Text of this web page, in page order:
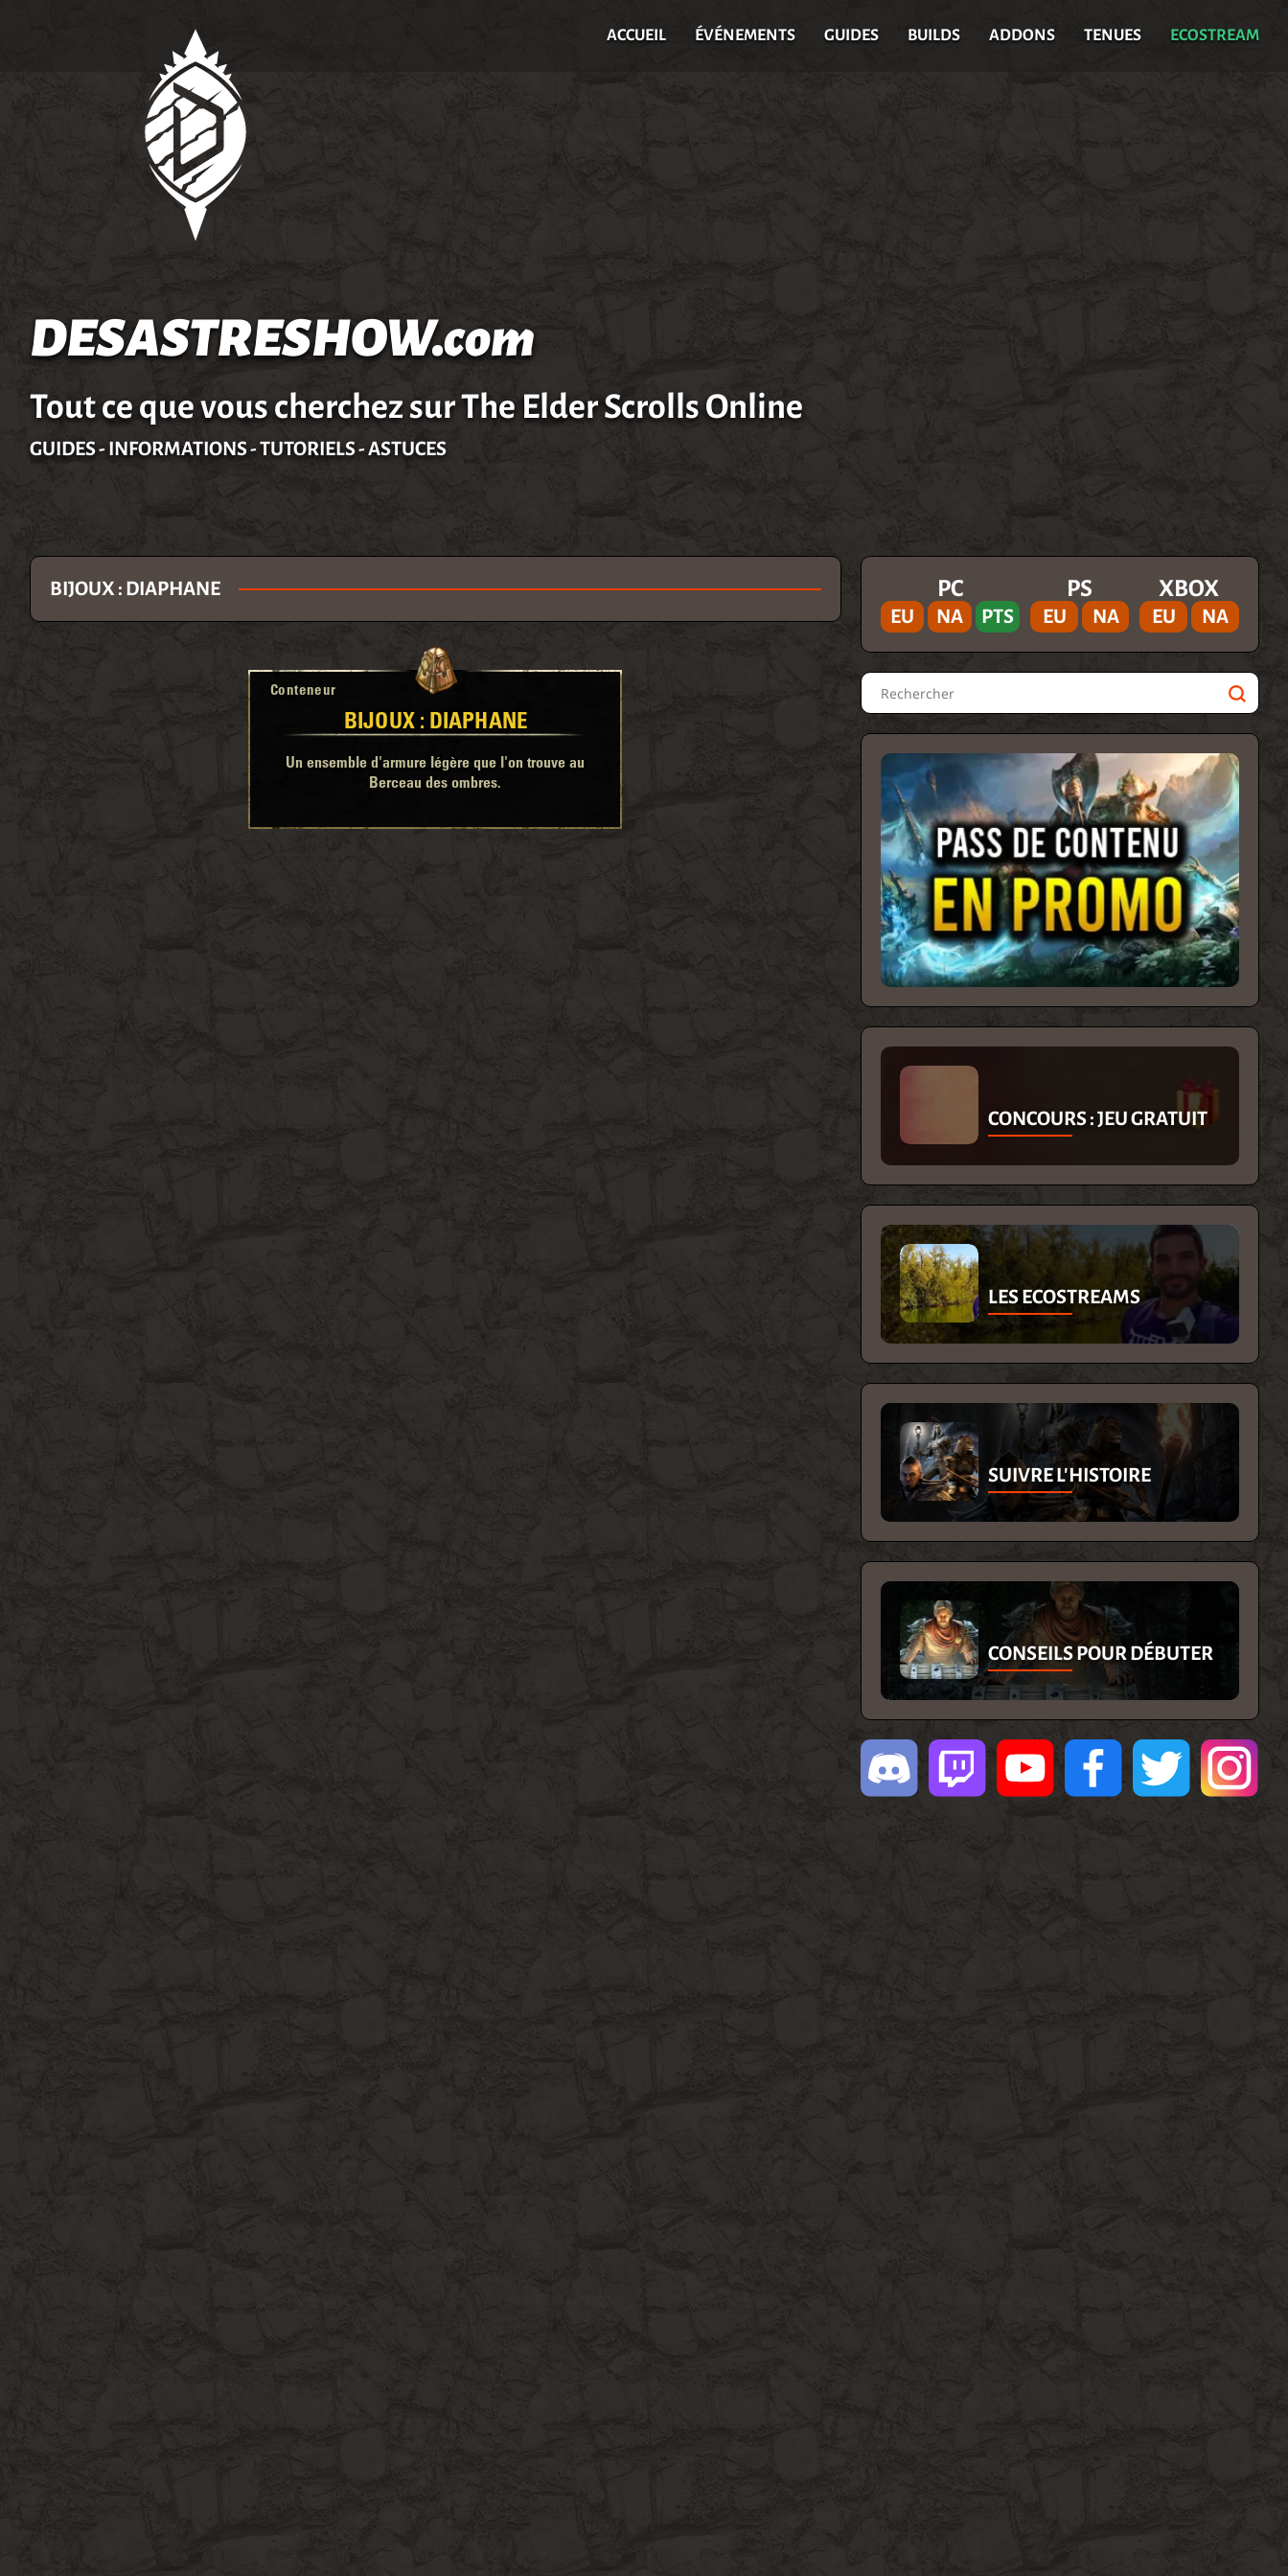
ACCUEIL ÉVÉNEMENTS GUIDES BUILDS ADDONS TENUES ECOSTREAM
DESASTRESHOW.com
Tout ce que vous cherchez sur The Elder Scrolls Online
GUIDES - INFORMATIONS - TUTORIELS - ASTUCES
BIJOUX : DIAPHANE
Conteneur
BIJOUX : DIAPHANE
Un ensemble d'armure légère que l'on trouve au
Berceau des ombres.
PC
EU NA PTS
PS
EU NA
XBOX
EU NA
Rechercher
CONCOURS : JEU GRATUIT
LES ECOSTREAMS
SUIVRE L'HISTOIRE
CONSEILS POUR DÉBUTER